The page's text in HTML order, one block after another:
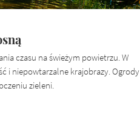
czasu na świeżym powietrzu. W
i niepowtarzalne krajobrazy. Ogrody
zieleni.